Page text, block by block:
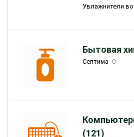
Увлажнители
Бытовая
Септима 0
(121)